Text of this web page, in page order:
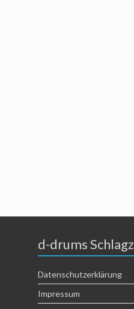
d-drums
Datenschutzerklärung
Impressum